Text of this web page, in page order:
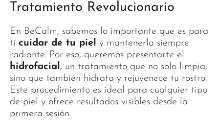
Tratamiento Revolucionario
En BeCalm, sabemos lo importante que es para
ti cuidar de tu piel y mantenerla siempre
radiante. Por eso, queremos presentarte el
hidrofacial , un tratamiento que no solo limpia,
sino que también hidrata y rejuvenece tu rostro.
Este procedimiento es ideal para cualquier tipo
de piel y ofrece resultados visibles desde la
primera sesión.